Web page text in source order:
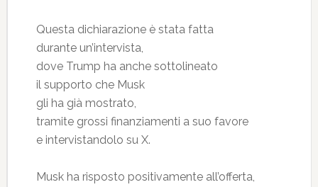
Questa dichiarazione è stata fatta
durante un’intervista,
dove Trump ha anche sottolineato
il supporto che Musk
gli ha già mostrato,
tramite grossi finanziamenti a suo favore
e intervistandolo su X.
Musk ha risposto positivamente all’offerta,